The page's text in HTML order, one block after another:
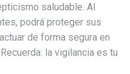
saludable. Al
podrá proteger sus
de forma segura en
la vigilancia es tu